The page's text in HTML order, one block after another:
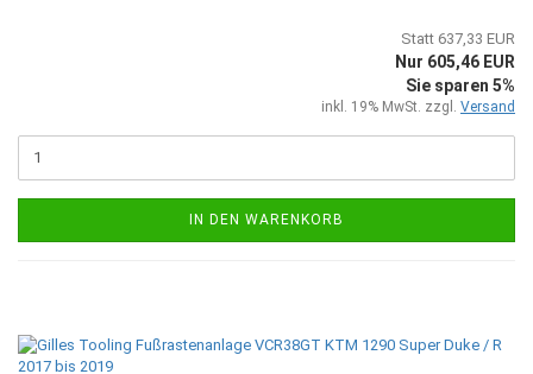
Statt 637,33 EUR
Nur 605,46 EUR
Sie sparen 5%
inkl. 19% MwSt. zzgl. Versand
IN DEN WARENKORB